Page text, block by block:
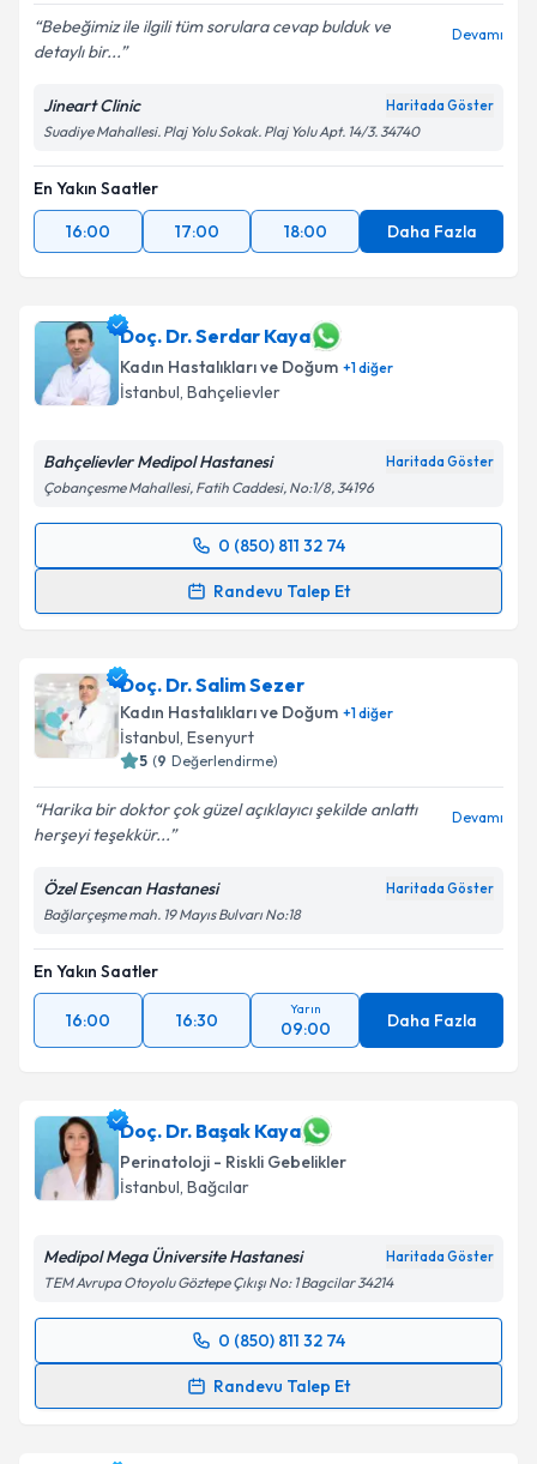
Bebeğimiz ile ilgili tüm sorulara cevap bulduk ve
detaylı bir...
Devamı
Jineart Clinic Haritada Göster
Suadiye Mahallesi. Plaj Yolu Sokak. Plaj Yolu Apt. 14/3. 34740
En Yakın Saatler
16:00
17:00 18:00 Daha Fazla
Doç. Dr. Serdar Kaya
Kadın Hastalıkları ve Doğum +1diğer
İstanbul, Bahçelievler
Bahçelievler Medipol Hastanesi Haritada Göster
Çobançesme Mahallesi, Fatih Caddesi, No:1/8, 34196
0 (850) 811 32 74
Randevu Talep Et
Randevu Takvimi Talebi
takvim hazırlandığında e-posta ile bilgilendireceğiz.
E-posta Adresiniz
kapsamda işlenmesini kabul ediyorum.
Doç. Dr. Salim Sezer
Kadın Hastalıkları ve Doğum +1diğer
İstanbul, Esenyurt
5 (9 Değerlendirme)
Harika bir doktor çok güzel açıklayıcı şekilde anlattı
herşeyi teşekkür...
Devamı
Özel Esencan Hastanesi Haritada Göster
Bağlarçeşme mah. 19 Mayıs Bulvarı No:18
En Yakın Saatler
16:00 16:30
Yarın
09:00 Daha Fazla
Doç. Dr. Başak Kaya
Perinatoloji - Riskli Gebelikler
İstanbul, Bağcılar
Medipol Mega Üniversite Hastanesi Haritada Göster
TEM Avrupa Otoyolu Göztepe Çıkışı No: 1 Bagcilar 34214
0 (850) 811 32 74
Randevu Talep Et
Randevu Takvimi Talebi